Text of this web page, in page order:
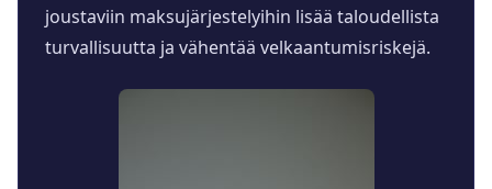
joustaviin maksujärjestelyihin lisää taloudellista
turvallisuutta ja vähentää velkaantumisriskejä.